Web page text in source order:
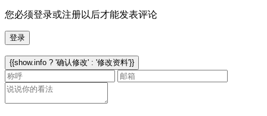
您必须登录或注册以后才能发表评论
登录
{{show.info ? '确认修改' : '修改资料'}}